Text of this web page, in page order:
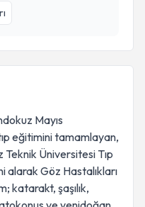
Mayıs
eğitimini tamamlayan,
Teknik Üniversitesi Tıp
alarak Göz Hastalıkları
katarakt, şaşılık,